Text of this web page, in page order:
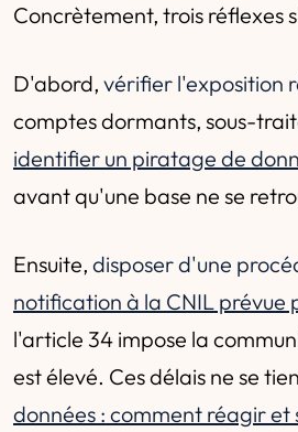
Concrètement, trois réflexes
D'abord, vérifier l'exposition
comptes dormants, sous-
identifier un piratage de
avant qu'une base ne se
Ensuite, disposer d'une
notification à la CNIL prévue
l'article 34 impose la
est élevé. Ces délais ne se
données : comment réagir et